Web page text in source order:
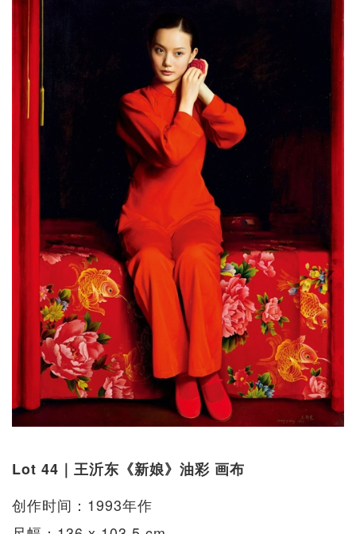
Lot 44｜王沂东《新娘》油彩 画布
创作时间：1993年作